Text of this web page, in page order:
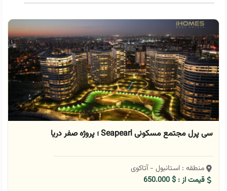
سی پرل مجتمع مسکونی Seapearl ؛ پروژه صفر دریا
منطقه : استانبول - آتاکوی
قیمت از : $ 650.000